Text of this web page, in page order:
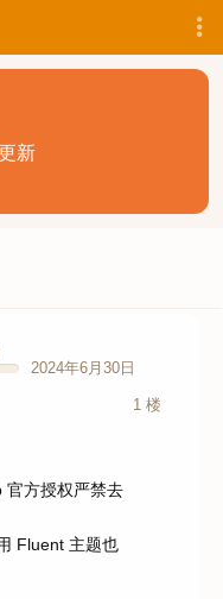
新
2024年6月30日
1 楼
官方授权严禁去
Fluent 主题也